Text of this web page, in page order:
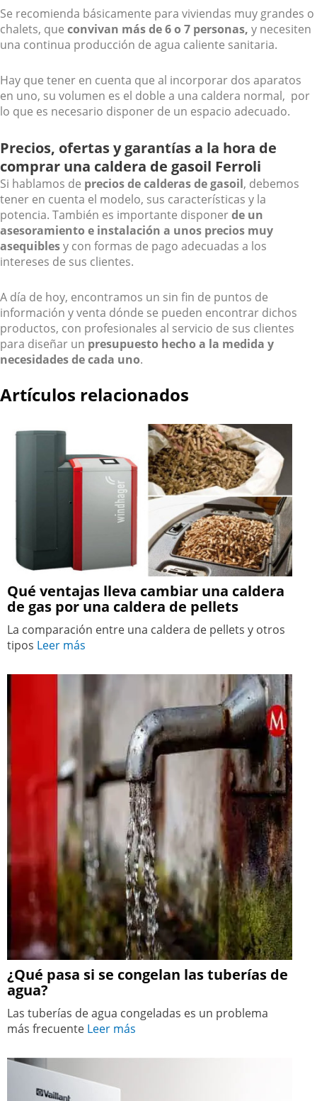
Se recomienda básicamente para viviendas muy grandes o
chalets, que convivan más de 6 o 7 personas, y necesiten
una continua producción de agua caliente sanitaria.
Hay que tener en cuenta que al incorporar dos aparatos
en uno, su volumen es el doble a una caldera normal, por
lo que es necesario disponer de un espacio adecuado.
Precios, ofertas y garantías a la hora de
comprar una caldera de gasoil Ferroli
Si hablamos de precios de calderas de gasoil, debemos
tener en cuenta el modelo, sus características y la
potencia. También es importante disponerde un
asesoramiento e instalación a unos precios muy
asequiblesy con formas de pago adecuadas a los
intereses de sus clientes.
A día de hoy, encontramos un sin fin de puntos de
información y venta dónde se pueden encontrar dichos
productos, con profesionales al servicio de sus clientes
para diseñar un presupuesto hecho a la medida y
necesidades de cada uno.
Artículos relacionados
Qué ventajas lleva cambiar una caldera
de gas por una caldera de pellets
La comparación entre una caldera de pellets y otros
tipos Leer más
¿Qué pasa si se congelan las tuberías de
agua?
Las tuberías de agua congeladas es un problema
más frecuente Leer más